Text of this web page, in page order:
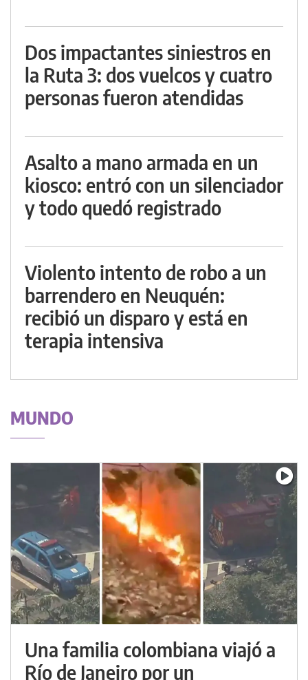
Dos impactantes siniestros en
la Ruta 3: dos vuelcos y cuatro
personas fueron atendidas
Asalto a mano armada en un
kiosco: entró con un silenciador
y todo quedó registrado
Violento intento de robo a un
barrendero en Neuquén:
recibió un disparo y está en
terapia intensiva
MUNDO
Una familia colombiana viajó a
Río de Janeiro por un